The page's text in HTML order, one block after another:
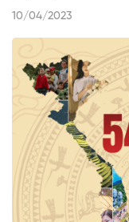
10/04/2023